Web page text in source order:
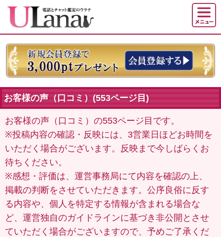
お客様の声（口コミ）(553ページ目)
お客様の声（口コミ）の553ページ目です。
※投稿内容の確認・反映には、3営業日ほどお時間を
いただく場合がございます。反映まで今しばらくお
待ちください。
※感想・評価は、運営事務局にて内容を確認の上、
掲載の判断をさせていただきます。公序良俗に反す
る内容や、個人を特定する情報が含まれる場合な
ど、運営独自のガイドラインに基づき非公開とさせ
ていただく場合がございますので、予めご了承くだ